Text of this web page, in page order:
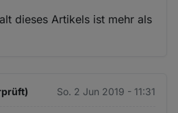
dieses Artikels ist mehr als
So. 2 Jun 2019 - 11:31